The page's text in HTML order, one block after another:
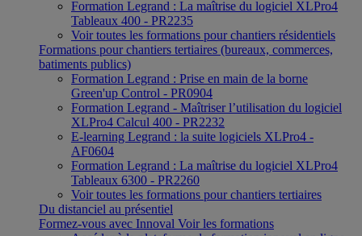
Formation Legrand : La maîtrise du logiciel XLPro4
Tableaux 400 - PR2235
Voir toutes les formations pour chantiers résidentiels
Formations pour chantiers tertiaires (bureaux, commerces,
batiments publics)
Formation Legrand : Prise en main de la borne
Green'up Control - PR0904
Formation Legrand - Maîtriser l’utilisation du logiciel
XLPro4 Calcul 400 - PR2232
E-learning Legrand : la suite logiciels XLPro4 -
AF0604
Formation Legrand : La maîtrise du logiciel XLPro4
Tableaux 6300 - PR2260
Voir toutes les formations pour chantiers tertiaires
Du distanciel au présentiel
Formez-vous avec Innoval Voir les formations